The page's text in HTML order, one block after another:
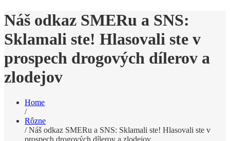
Náš odkaz SMERu a SNS:
Sklamali ste! Hlasovali ste v
prospech drogových dílerov a
zlodejov
Home
/
Rôzne
/ Náš odkaz SMERu a SNS: Sklamali ste! Hlasovali ste v
prospech drogových dílerov a zlodejov